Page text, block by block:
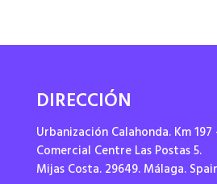
DIRECCIÓN
Urbanización Calahonda. Km
Comercial Centre Las Postas 5.
Mijas Costa. 29649. Málaga.